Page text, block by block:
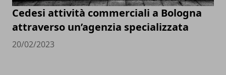
Cedesi attività commerciali a Bologna
attraverso un’agenzia specializzata
20/02/2023